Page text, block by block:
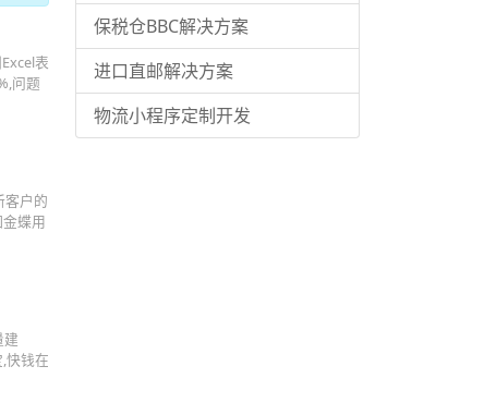
表
问题
客户的
蝶用
建
快钱在
保税仓BBC解决方案
进口直邮解决方案
物流小程序定制开发